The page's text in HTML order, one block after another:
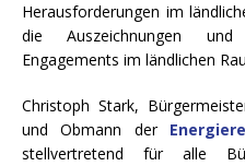
Herausforderungen im
die Auszeichnungen
Engagements im ländlichen
Christoph Stark,
und Obmann der
stellvertretend für alle